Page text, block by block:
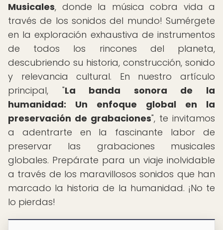
Musicales, donde la música cobra vida a
través de los sonidos del mundo! Sumérgete
en la exploración exhaustiva de instrumentos
de todos los rincones del planeta,
descubriendo su historia, construcción, sonido
y relevancia cultural. En nuestro artículo
principal, "La banda sonora de la
humanidad: Un enfoque global en la
preservación de grabaciones", te invitamos
a adentrarte en la fascinante labor de
preservar las grabaciones musicales
globales. Prepárate para un viaje inolvidable
a través de los maravillosos sonidos que han
marcado la historia de la humanidad. ¡No te
lo pierdas!